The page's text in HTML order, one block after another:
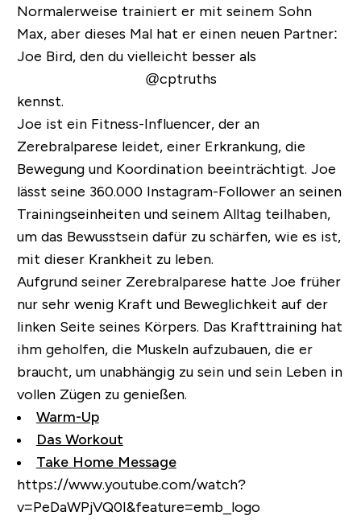
Normalerweise trainiert er mit seinem Sohn
Max, aber dieses Mal hat er einen neuen Partner:
Joe Bird, den du vielleicht besser als
@cptruths
kennst.
Joe ist ein Fitness-Influencer, der an
Zerebralparese leidet, einer Erkrankung, die
Bewegung und Koordination beeinträchtigt. Joe
lässt seine 360.000 Instagram-Follower an seinen
Trainingseinheiten und seinem Alltag teilhaben,
um das Bewusstsein dafür zu schärfen, wie es ist,
mit dieser Krankheit zu leben.
Aufgrund seiner Zerebralparese hatte Joe früher
nur sehr wenig Kraft und Beweglichkeit auf der
linken Seite seines Körpers. Das Krafttraining hat
ihm geholfen, die Muskeln aufzubauen, die er
braucht, um unabhängig zu sein und sein Leben in
vollen Zügen zu genießen.
Warm-Up
Das Workout
Take Home Message
https://www.youtube.com/watch?
v=PeDaWPjVQ0I&feature=emb_logo